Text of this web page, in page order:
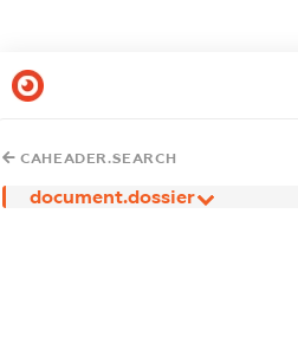
CAHEADER.SEARCH
document.dossier